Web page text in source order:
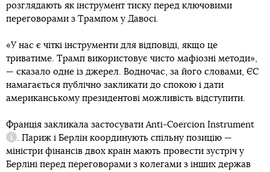
розглядають як інструмент тиску перед ключовими
переговорами з Трампом у Давосі.
«У нас є чіткі інструменти для відповіді, якщо це
триватиме. Трамп використовує чисто мафіозні методи»,
— сказало одне із джерел. Водночас, за його словами, ЄС
намагається публічно закликати до спокою і дати
американському президентові можливість відступити.
Франція закликала застосувати Anti-Coercion Instrument
Довідка
. Париж і Берлін координують спільну позицію —
міністри фінансів двох країн мають провести зустріч у
Берліні перед переговорами з колегами з інших держав